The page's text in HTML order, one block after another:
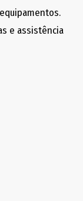
e assistência